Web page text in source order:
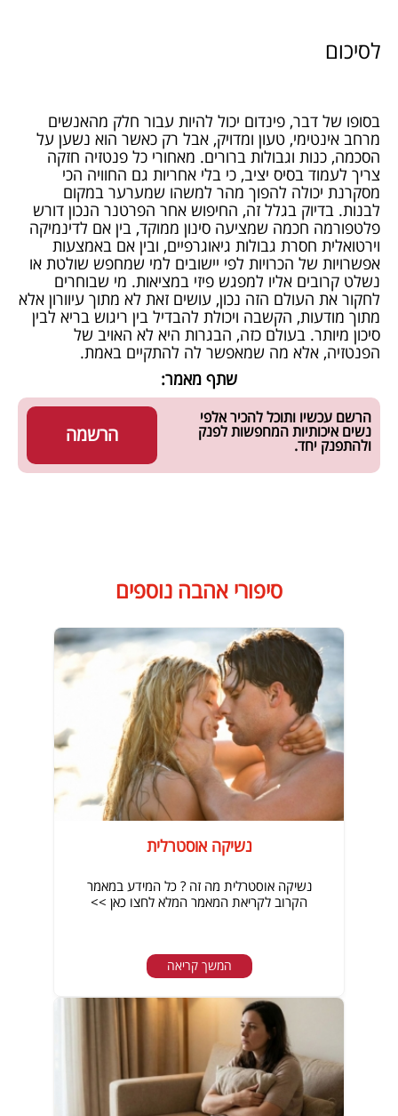
לסיכום
בסופו של דבר, פינדום יכול להיות עבור חלק מהאנשים
מרחב אינטימי, טעון ומדויק, אבל רק כאשר הוא נשען על
הסכמה, כנות וגבולות ברורים. מאחורי כל פנטזיה חזקה
צריך לעמוד בסיס יציב, כי בלי אחריות גם החוויה הכי
מסקרנת יכולה להפוך מהר למשהו שמערער במקום
לבנות. בדיוק בגלל זה, החיפוש אחר הפרטנר הנכון דורש
פלטפורמה חכמה שמציעה סינון ממוקד, בין אם לדינמיקה
וירטואלית חסרת גבולות גיאוגרפיים, ובין אם באמצעות
אפשרויות של הכרויות לפי יישובים למי שמחפש שולטת או
נשלט קרובים אליו למפגש פיזי במציאות. מי שבוחרים
לחקור את העולם הזה נכון, עושים זאת לא מתוך עיוורון אלא
מתוך מודעות, הקשבה ויכולת להבדיל בין ריגוש בריא לבין
סיכון מיותר. בעולם כזה, הבגרות היא לא האויב של
הפנטזיה, אלא מה שמאפשר לה להתקיים באמת.
שתף מאמר:
הרשמה
הרשם עכשיו ותוכל להכיר אלפי
נשים איכותיות המחפשות לפנק
ולהתפנק יחד.
סיפורי אהבה נוספים
נשיקה אוסטרלית
נשיקה אוסטרלית מה זה ? כל המידע במאמר
הקרוב לקריאת המאמר המלא לחצו כאן >>
המשך קריאה